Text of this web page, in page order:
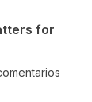
for